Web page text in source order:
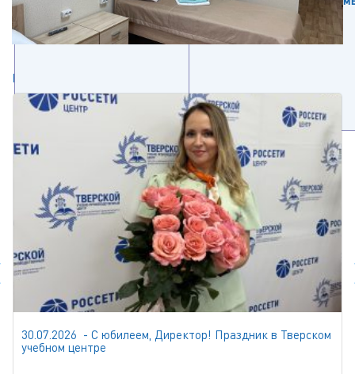
Новости
30.07.2026 - С юбилеем, Директор! Праздник в Тверском
учебном центре